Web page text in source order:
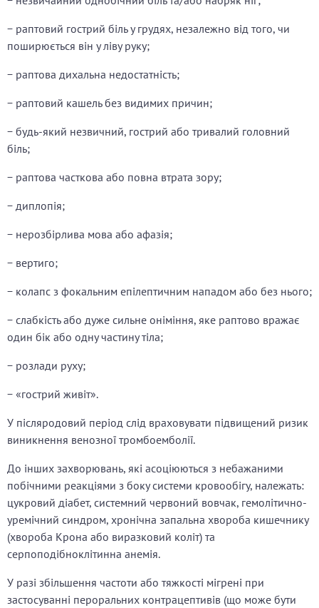
− раптовий гострий біль у грудях, незалежно від того, чи
поширюється він у ліву руку;
− раптова дихальна недостатність;
− раптовий кашель без видимих ​​причин;
− будь-який незвичний, гострий або тривалий головний
біль;
− раптова часткова або повна втрата зору;
− диплопія;
− нерозбірлива мова або афазія;
− вертиго;
− колапс з фокальним епілептичним нападом або без нього;
− слабкість або дуже сильне оніміння, яке раптово вражає
один бік або одну частину тіла;
− розлади руху;
− «гострий живіт».
У післяродовий період слід враховувати підвищений ризик
виникнення венозної тромбоемболії.
До інших захворювань, які асоціюються з небажаними
побічними реакціями з боку системи кровообігу, належать:
цукровий діабет, системний червоний вовчак, гемолітично-
уремічний синдром, хронічна запальна хвороба кишечнику
(хвороба Крона або виразковий коліт) та
серпоподібноклітинна анемія.
У разі збільшення частоти або тяжкості мігрені при
застосуванні пероральних контрацептивів (що може бути